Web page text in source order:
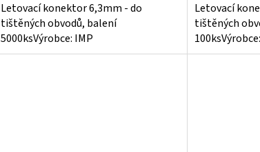
Letovací konektor 6,3mm - do
tištěných obvodů, balení
5000ksVýrobce: IMP
Letovací
tištěných